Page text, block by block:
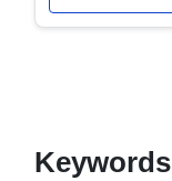
Keywords